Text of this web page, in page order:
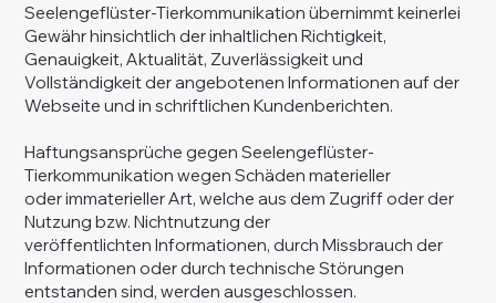
Seelengeflüster-Tierkommunikation übernimmt keinerlei
Gewähr hinsichtlich der inhaltlichen Richtigkeit,
Genauigkeit, Aktualität, Zuverlässigkeit und
Vollständigkeit der angebotenen Informationen auf der
Webseite und in schriftlichen Kundenberichten.
Haftungsansprüche gegen Seelengeflüster-
Tierkommunikation wegen Schäden materieller
oder immaterieller Art, welche aus dem Zugriff oder der
Nutzung bzw. Nichtnutzung der
veröffentlichten Informationen, durch Missbrauch der
Informationen oder durch technische Störungen
entstanden sind, werden ausgeschlossen.